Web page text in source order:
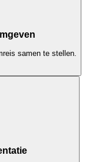
samen te stellen.